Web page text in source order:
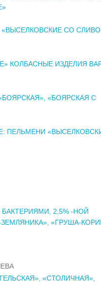
СО
КОЛБАСНЫЕ ИЗДЕЛИЯ
«БОЯРСКАЯ С
ПЕЛЬМЕНИ
2,5% -НОЙ
«ГРУША-
«СТОЛИЧНАЯ»,